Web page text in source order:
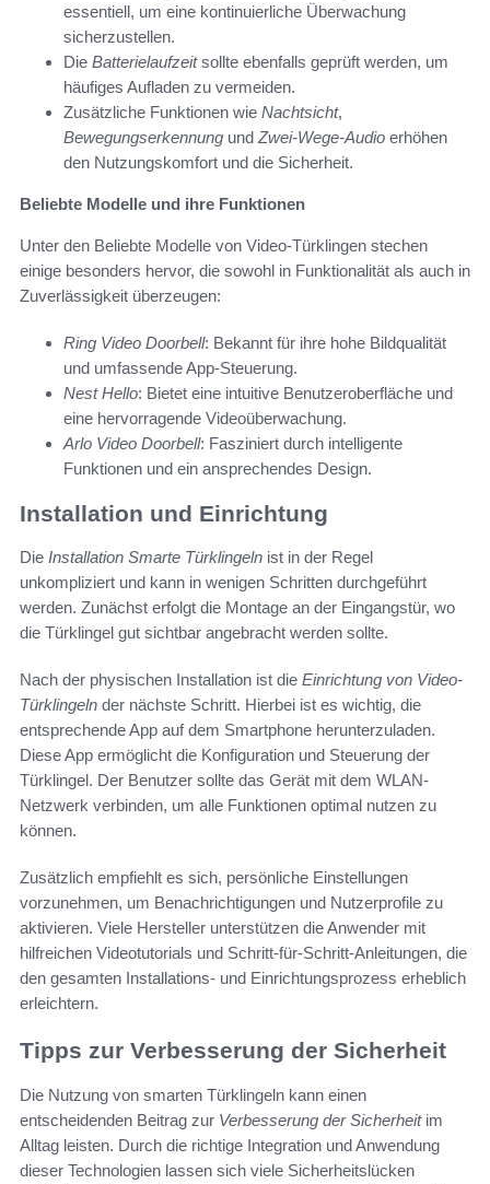
essentiell, um eine kontinuierliche Überwachung
sicherzustellen.
Die Batterielaufzeitsollte ebenfalls geprüft werden, um
häufiges Aufladen zu vermeiden.
Zusätzliche Funktionen wie Nachtsicht,
Bewegungserkennung undZwei-Wege-Audio erhöhen
den Nutzungskomfort und die Sicherheit.
Beliebte Modelle und ihre Funktionen
Unter den Beliebte Modelle von Video-Türklingen stechen
einige besonders hervor, die sowohl in Funktionalität als auch in
Zuverlässigkeit überzeugen:
Ring Video Doorbell: Bekannt für ihre hohe Bildqualität
und umfassende App-Steuerung.
Nest Hello: Bietet eine intuitive Benutzeroberfläche und
eine hervorragende Videoüberwachung.
Arlo Video Doorbell: Fasziniert durch intelligente
Funktionen und ein ansprechendes Design.
Installation und Einrichtung
Die Installation Smarte Türklingeln ist in der Regel
unkompliziert und kann in wenigen Schritten durchgeführt
werden. Zunächst erfolgt die Montage an der Eingangstür, wo
die Türklingel gut sichtbar angebracht werden sollte.
Nach der physischen Installation ist die Einrichtung von Video-
Türklingeln der nächste Schritt. Hierbei ist es wichtig, die
entsprechende App auf dem Smartphone herunterzuladen.
Diese App ermöglicht die Konfiguration und Steuerung der
Türklingel. Der Benutzer sollte das Gerät mit dem WLAN-
Netzwerk verbinden, um alle Funktionen optimal nutzen zu
können.
Zusätzlich empfiehlt es sich, persönliche Einstellungen
vorzunehmen, um Benachrichtigungen und Nutzerprofile zu
aktivieren. Viele Hersteller unterstützen die Anwender mit
hilfreichen Videotutorials und Schritt-für-Schritt-Anleitungen, die
den gesamten Installations- und Einrichtungsprozess erheblich
erleichtern.
Tipps zur Verbesserung der Sicherheit
Die Nutzung von smarten Türklingeln kann einen
entscheidenden Beitrag zur Verbesserung der Sicherheitim
Alltag leisten. Durch die richtige Integration und Anwendung
dieser Technologien lassen sich viele Sicherheitslücken